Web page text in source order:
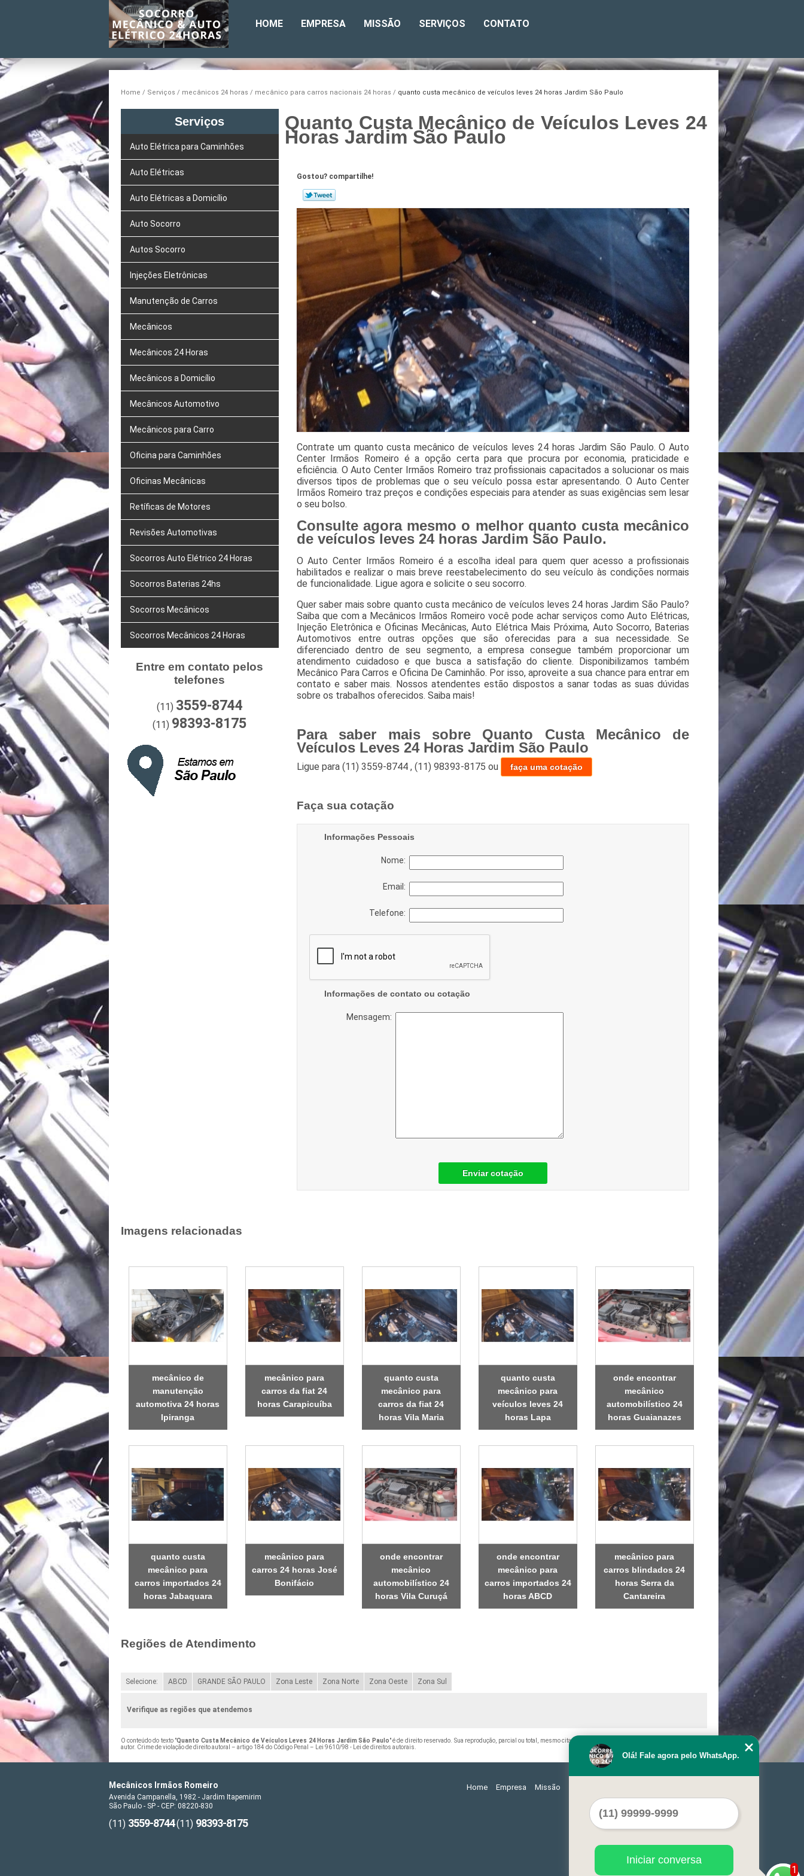
HOME EMPRESA MISSÃO SERVIÇOS CONTATO
Home Serviços mecânicos 24 horas mecânico para carros nacionais 24 horas quanto custa mecânico de veículos leves 24 horas Jardim São Paulo
Serviços
Auto Elétrica para Caminhões
Auto Elétricas
Auto Elétricas a Domicílio
Auto Socorro
Autos Socorro
Injeções Eletrônicas
Manutenção de Carros
Mecânicos
Mecânicos 24 Horas
Mecânicos a Domicílio
Mecânicos Automotivo
Mecânicos para Carro
Oficina para Caminhões
Oficinas Mecânicas
Retíficas de Motores
Revisões Automotivas
Socorros Auto Elétrico 24 Horas
Socorros Baterias 24hs
Socorros Mecânicos
Socorros Mecânicos 24 Horas
Entre em contato pelos
telefones
(11) 3559-8744
(11) 98393-8175
Quanto Custa Mecânico de Veículos Leves 24
Horas Jardim São Paulo
Gostou? compartilhe!
Contrate um quanto custa mecânico de veículos leves 24 horas Jardim São Paulo. O Auto
Center Irmãos Romeiro é a opção certa para que procura por economia, praticidade e
eficiência. O Auto Center Irmãos Romeiro traz profissionais capacitados a solucionar os mais
diversos tipos de problemas que o seu veículo possa estar apresentando. O Auto Center
Irmãos Romeiro traz preços e condições especiais para atender as suas exigências sem lesar
o seu bolso.
Consulte agora mesmo o melhor quanto custa mecânico
de veículos leves 24 horas Jardim São Paulo.
O Auto Center Irmãos Romeiro é a escolha ideal para quem quer acesso a profissionais
habilitados e realizar o mais breve reestabelecimento do seu veículo às condições normais
de funcionalidade. Ligue agora e solicite o seu socorro.
Quer saber mais sobre quanto custa mecânico de veículos leves 24 horas Jardim São Paulo?
Saiba que com a Mecânicos Irmãos Romeiro você pode achar serviços como Auto Elétricas,
Injeção Eletrônica e Oficinas Mecânicas, Auto Elétrica Mais Próxima, Auto Socorro, Baterias
Automotivos entre outras opções que são oferecidas para a sua necessidade. Se
diferenciado dentro de seu segmento, a empresa consegue também proporcionar um
atendimento cuidadoso e que busca a satisfação do cliente. Disponibilizamos também
Mecânico Para Carros e Oficina De Caminhão. Por isso, aproveite a sua chance para entrar em
contato e saber mais. Nossos atendentes estão dispostos a sanar todas as suas dúvidas
sobre os trabalhos oferecidos. Saiba mais!
Para saber mais sobre Quanto Custa Mecânico de
Veículos Leves 24 Horas Jardim São Paulo
Ligue para (11) 3559-8744 , (11) 98393-8175 ou faça uma cotação
Faça sua cotação
Informações Pessoais
Nome:
Email:
Telefone:
Informações de contato ou cotação
Mensagem:
Enviar cotação
Imagens relacionadas
mecânico de
manutenção
automotiva 24 horas
Ipiranga
mecânico para
carros da fiat 24
horas Carapicuíba
quanto custa
mecânico para
carros da fiat 24
horas Vila Maria
quanto custa
mecânico para
veículos leves 24
horas Lapa
onde encontrar
mecânico
automobilístico 24
horas Guaianazes
quanto custa
mecânico para
carros importados 24
horas Jabaquara
mecânico para
carros 24 horas José
Bonifácio
onde encontrar
mecânico
automobilístico 24
horas Vila Curuçá
onde encontrar
mecânico para
carros importados 24
horas ABCD
mecânico para
carros blindados 24
horas Serra da
Cantareira
Regiões de Atendimento
Selecione: ABCD GRANDE SÃO PAULO Zona Leste Zona Norte Zona Oeste Zona Sul
Verifique as regiões que atendemos
O conteúdo do texto "Quanto Custa Mecânico de Veículos Leves 24 Horas Jardim São Paulo" é de direito reservado. Sua reprodução, parcial ou total, mesmo citando nossos links, é proibida sem a autorização do
autor. Crime de violação de direito autoral – artigo 184 do Código Penal – Lei 9610/98 - Lei de direitos autorais.
Mecânicos Irmãos Romeiro
Avenida Campanella, 1982 - Jardim Itapemirim
São Paulo - SP - CEP: 08220-830
(11) 3559-8744(11) 98393-8175
Home Empresa Missão
1
Olá! Fale agora pelo WhatsApp.
Iniciar conversa